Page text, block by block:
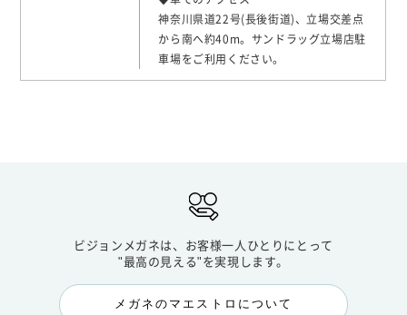
神奈川県道22号(長後街道)、立場交差点
から南へ約40m。サンドラッグ立場店駐
車場をご利用ください。
ビジョンメガネは、お客様一人ひとりにとって
"最高の見える"を実現します。
メガネのマエストロについて